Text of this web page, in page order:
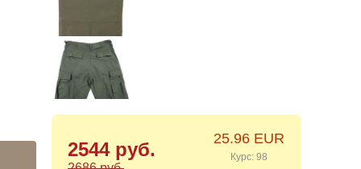
2544 руб. 25.96 EUR
Курс: 98